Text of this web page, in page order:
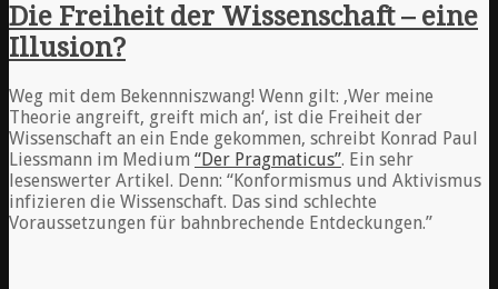
Die Freiheit der Wissenschaft – eine
Illusion?
Weg mit dem Bekennniszwang! Wenn gilt: ‚Wer meine
Theorie angreift, greift mich an‘, ist die Freiheit der
Wissenschaft an ein Ende gekommen, schreibt Konrad Paul
Liessmann im Medium “Der Pragmaticus”. Ein sehr
lesenswerter Artikel. Denn: “Konformismus und Aktivismus
infizieren die Wissenschaft. Das sind schlechte
Voraussetzungen für bahnbrechende Entdeckungen.”